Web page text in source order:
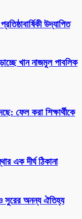
উদ্যাপিত
খান নাজমুল পাবলিক
ফেল করা শিক্ষার্থীকে
এক দীর্ঘ ঠিকানা
সুরের অনন্য ঐতিহ্য